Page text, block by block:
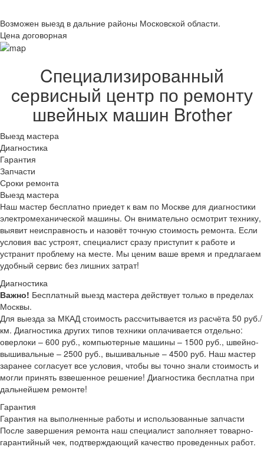
Возможен выезд в дальние районы Московской области.
Цена договорная
Cпециализированный
cервисный центр по ремонту
швейных машин Brother
Выезд мастера
Диагностика
Гарантия
Запчасти
Сроки ремонта
Выезд мастера
Наш мастер бесплатно приедет к вам по Москве для диагностики
электромеханической машины. Он внимательно осмотрит технику,
выявит неисправность и назовёт точную стоимость ремонта. Если
условия вас устроят, специалист сразу приступит к работе и
устранит проблему на месте. Мы ценим ваше время и предлагаем
удобный сервис без лишних затрат!
Диагностика
Важно! Бесплатный выезд мастера действует только в пределах
Москвы.
Для выезда за МКАД стоимость рассчитывается из расчёта 50 руб./
км. Диагностика других типов техники оплачивается отдельно:
оверлоки – 600 руб., компьютерные машины – 1500 руб., швейно-
вышивальные – 2500 руб., вышивальные – 4500 руб. Наш мастер
заранее согласует все условия, чтобы вы точно знали стоимость и
могли принять взвешенное решение! Диагностика бесплатна при
дальнейшем ремонте!
Гарантия
Гарантия на выполненные работы и использованные запчасти
После завершения ремонта наш специалист заполняет товарно-
гарантийный чек, подтверждающий качество проведенных работ.